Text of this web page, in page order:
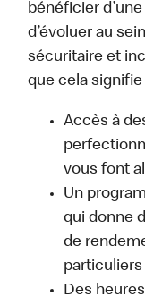
bénéficier
d’évoluer au
sécuritaire et
que cela signifie
Accès à
vous font
Un
qui donne
de
particuliers
Des